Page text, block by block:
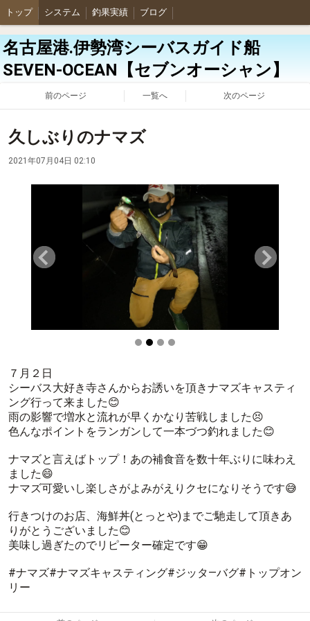
トップ システム 釣果実績 ブログ
名古屋港.伊勢湾シーバスガイド船
SEVEN-OCEAN【セブンオーシャン】
前のページ 一覧へ 次のページ
久しぶりのナマズ
2021年07月04日 02:10
７月２日
シーバス大好き寺さんからお誘いを頂きナマズキャスティ
ング行って来ました😊
雨の影響で増水と流れが早くかなり苦戦しました😣
色んなポイントをランガンして一本づつ釣れました😊
ナマズと言えばトップ！あの補食音を数十年ぶりに味わえ
ました😄
ナマズ可愛いし楽しさがよみがえりクセになりそうです😅
行きつけのお店、海鮮丼(とっとや)までご馳走して頂きあ
りがとうございました😊
美味し過ぎたのでリピーター確定です😁
#ナマズ#ナマズキャスティング#ジッタ―バグ#トップオン
リー